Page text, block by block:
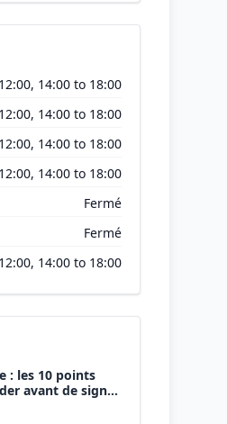
14:00 to 18:00
14:00 to 18:00
14:00 to 18:00
14:00 to 18:00
Fermé
Fermé
14:00 to 18:00
: les 10 points
avant de signer